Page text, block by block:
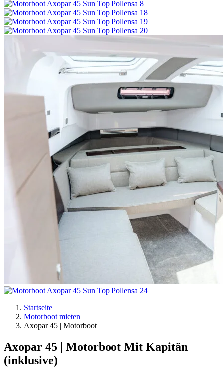
Startseite
Motorboot mieten
Axopar 45 | Motorboot
Axopar 45 | Motorboot Mit Kapitän
(inklusive)